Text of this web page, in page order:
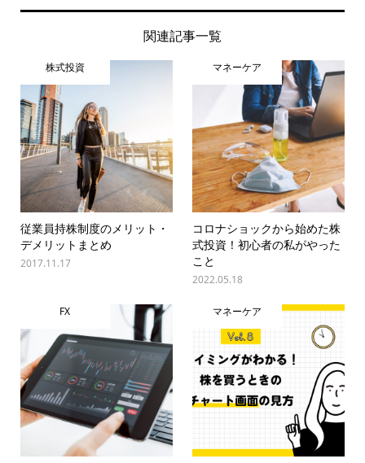
関連記事一覧
株式投資
従業員持株制度のメリット・
デメリットまとめ
2017.11.17
マネーケア
コロナショックから始めた株
式投資！初心者の私がやった
こと
2022.05.18
FX マネーケア